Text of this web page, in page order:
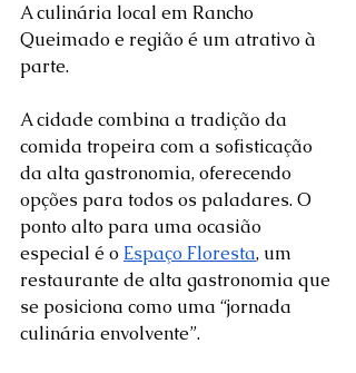
A culinária local em Rancho
Queimado e região é um atrativo à
parte.
A cidade combina a tradição da
comida tropeira com a sofisticação
da alta gastronomia, oferecendo
opções para todos os paladares. O
ponto alto para uma ocasião
especial é o Espaço Floresta, um
restaurante de alta gastronomia que
se posiciona como uma “jornada
culinária envolvente”.